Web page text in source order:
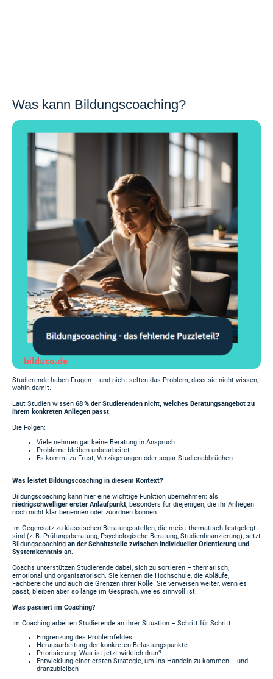
Was kann Bildungscoaching?
Studierende haben Fragen – und nicht selten das Problem, dass sie nicht wissen,
wohin damit.
Laut Studien wissen 68 % der Studierenden nicht, welches Beratungsangebot zu
ihrem konkreten Anliegen passt.
Die Folgen:
Viele nehmen gar keine Beratung in Anspruch
Probleme bleiben unbearbeitet
Es kommt zu Frust, Verzögerungen oder sogar Studienabbrüchen
Was leistet Bildungscoaching in diesem Kontext?
Bildungscoaching kann hier eine wichtige Funktion übernehmen: als
niedrigschwelliger erster Anlaufpunkt, besonders für diejenigen, die ihr Anliegen
noch nicht klar benennen oder zuordnen können.
Im Gegensatz zu klassischen Beratungsstellen, die meist thematisch festgelegt
sind (z. B. Prüfungsberatung, Psychologische Beratung, Studienfinanzierung), setzt
Bildungscoaching an der Schnittstelle zwischen individueller Orientierung und
Systemkenntnis an.
Coachs unterstützen Studierende dabei, sich zu sortieren – thematisch,
emotional und organisatorisch. Sie kennen die Hochschule, die Abläufe,
Fachbereiche und auch die Grenzen ihrer Rolle. Sie verweisen weiter, wenn es
passt, bleiben aber so lange im Gespräch, wie es sinnvoll ist.
Was passiert im Coaching?
Im Coaching arbeiten Studierende an ihrer Situation – Schritt für Schritt:
Eingrenzung des Problemfeldes
Herausarbeitung der konkreten Belastungspunkte
Priorisierung: Was ist jetzt wirklich dran?
Entwicklung einer ersten Strategie, um ins Handeln zu kommen – und
dranzubleiben